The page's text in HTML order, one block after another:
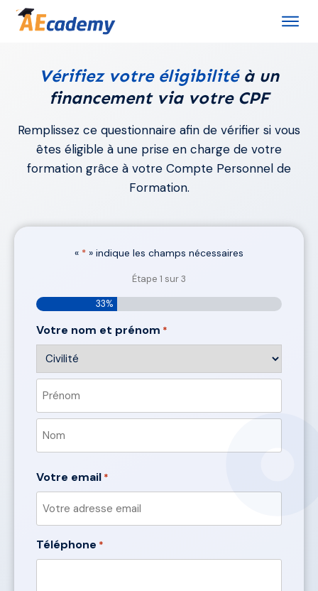
Vérifiez votre éligibilitéà un
financement via votre CPF
Remplissez ce questionnaire afin de vérifier si vous
êtes éligible à une prise en charge de votre
formation grâce à votre Compte Personnel de
Formation.
« * » indique les champs nécessaires
Étape 1 sur3
33%
Votre nom et prénom *
Préfixe
Prénom
Votre email *
Téléphone *